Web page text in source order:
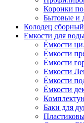
Коронки по
Бытовые и
Колодец
Емкости для
Ёмкости
Ёмкости
Ёмкости
Емкости
Ёмкости
Ёмкости
Баки для